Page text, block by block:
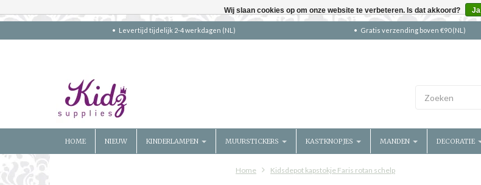
Levertijd tijdelijk 2-4 werkdagen (NL) Gratis verzending boven €90 (NL)
HOME NIEUW KINDERLAMPEN MUURSTICKERS KASTKNOPJES MANDEN DECORATIE
Home Kidsdepot kapstokje Faris rotan schelp
Wij slaan cookies op om onze website te verbeteren. Is dat akkoord? Ja